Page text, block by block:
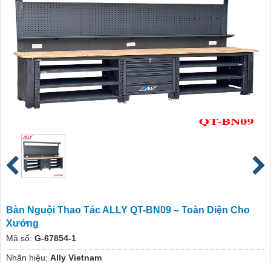
Bàn Nguội Thao Tác ALLY QT-BN09 – Toàn Diện Cho
Xưởng
Mã số: G-67854-1
Nhãn hiệu: Ally Vietnam